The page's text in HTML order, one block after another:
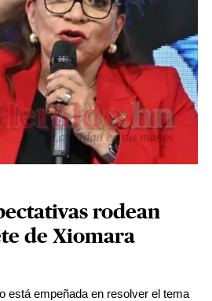
rodean
de Xiomara
está empeñada en resolver el tema